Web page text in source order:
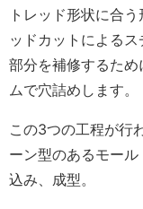
トレッド形状に合
ッドカットによる
部分を補修するた
ムで穴詰めします。
この3つの工程が行
ーン型のあるモー
込み、成型。